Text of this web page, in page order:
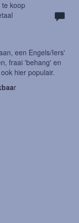
koop
een Engels/Iers'
fraai 'behang' en
hier populair.
r